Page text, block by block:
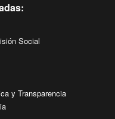
Social
y Transparencia